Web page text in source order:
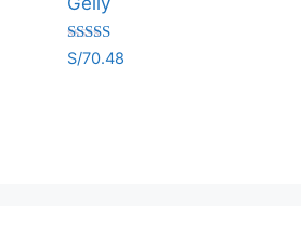
Valorado
con
S/70.48